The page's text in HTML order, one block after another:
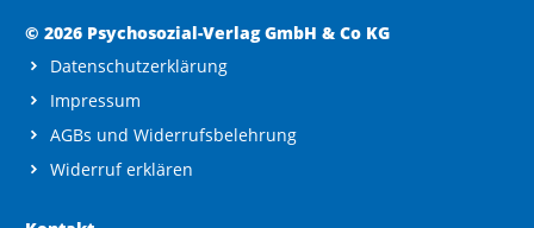
© 2026 Psychosozial-Verlag GmbH & Co KG
Datenschutzerklärung
Impressum
AGBs und Widerrufsbelehrung
Widerruf erklären